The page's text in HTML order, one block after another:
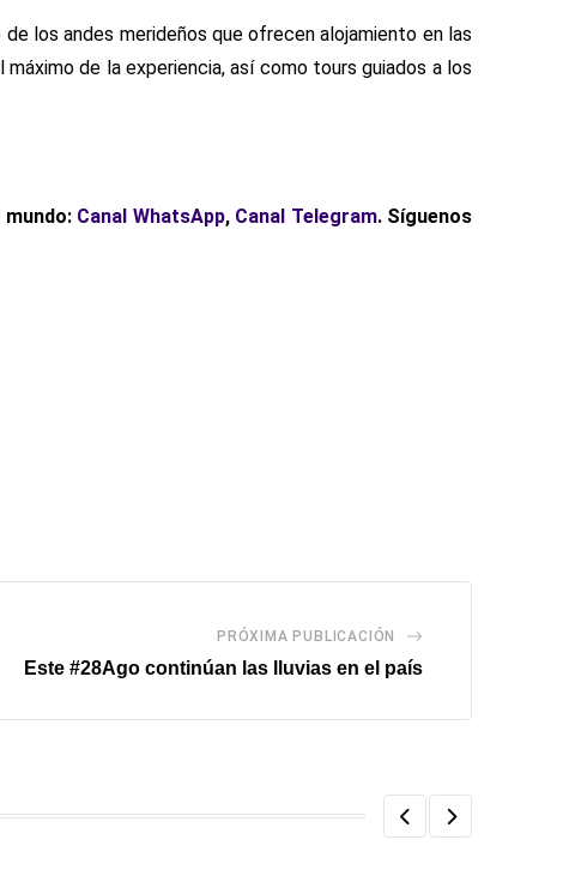
los andes merideños que ofrecen alojamiento en las
de la experiencia, así como tours guiados a los
mundo: Canal WhatsApp, Canal Telegram. Síguenos
PRÓXIMA PUBLICACIÓN
Este #28Ago continúan las lluvias en el país